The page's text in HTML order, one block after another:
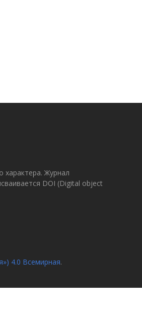
характера. Журнал
DOI (Digital object
4.0 Всемирная.